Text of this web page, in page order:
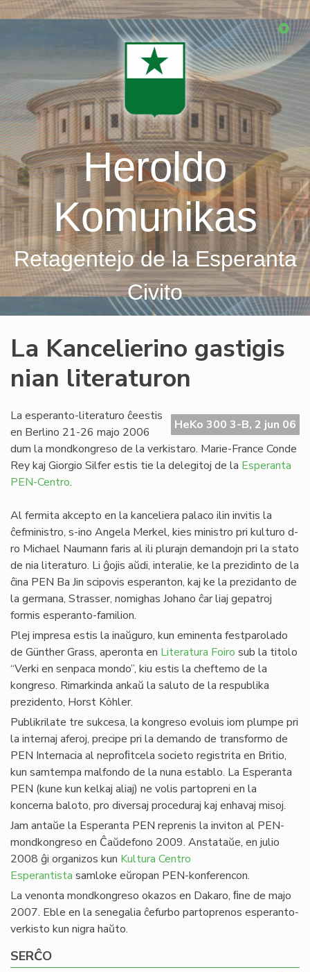
Skip
Heroldo
Komunikas
Retagentejo de la Esperanta
Civito
La Kancelierino gastigis
nian literaturon
HeKo 300 3-B, 2 jun 06
La esperanto-literaturo ĉeestis
en Berlino 21-26 majo 2006
dum la mondkongreso de la verkistaro. Marie-France Conde
Rey kaj Giorgio Silfer estis tie la delegitoj de la Esperanta
PEN-Centro.
Al fermita akcepto en la kanceliera palaco ilin invitis la
ĉefministro, s-ino Angela Merkel, kies ministro pri kulturo d-
ro Michael Naumann faris al ili plurajn demandojn pri la stato
de nia literaturo. Li ĝojis aŭdi, interalie, ke la prezidinto de la
ĉina PEN Ba Jin scipovis esperanton, kaj ke la prezidanto de
la germana, Strasser, nomighas Johano ĉar liaj gepatroj
formis esperanto-familion.
Plej impresa estis la inaŭguro, kun eminenta festparolado
de Günther Grass, aperonta en Literatura Foiro sub la titolo
“Verki en senpaca mondo”, kiu estis la cheftemo de la
kongreso. Rimarkinda ankaŭ la saluto de la respublika
prezidento, Horst Köhler.
Publikrilate tre sukcesa, la kongreso evoluis iom plumpe pri
la internaj aferoj, precipe pri la demando de transformo de
PEN Internacia al neproﬁtcela societo registrita en Britio,
kun samtempa malfondo de la nuna establo. La Esperanta
PEN (kune kun kelkaj aliaj) ne volis partopreni en la
koncerna baloto, pro diversaj proceduraj kaj enhavaj misoj.
Jam antaŭe la Esperanta PEN reprenis la inviton al PEN-
mondkongreso en Ĉaŭdefono 2009. Anstataŭe, en julio
2008 ĝi organizos kun Kultura Centro
Esperantista samloke eŭropan PEN-konferencon.
La venonta mondkongreso okazos en Dakaro, ﬁne de majo
2007. Eble en la senegalia ĉefurbo partoprenos esperanto-
verkisto kun nigra haŭto.
SERĈO